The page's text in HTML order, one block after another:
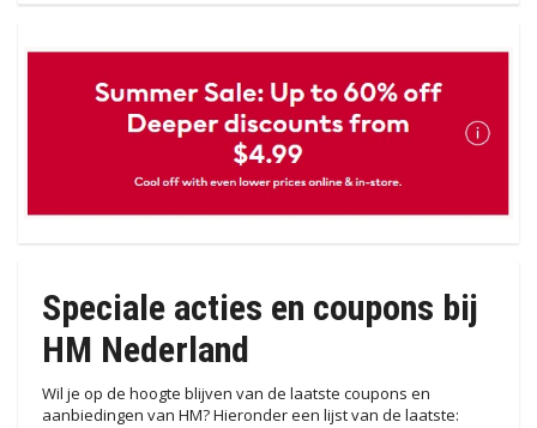
Speciale acties en coupons bij
HM Nederland
Wil je op de hoogte blijven van de laatste coupons en
aanbiedingen van HM? Hieronder een lijst van de laatste: